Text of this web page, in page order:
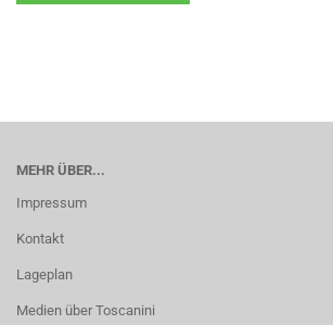
MEHR ÜBER...
Impressum
Kontakt
Lageplan
Medien über Toscanini